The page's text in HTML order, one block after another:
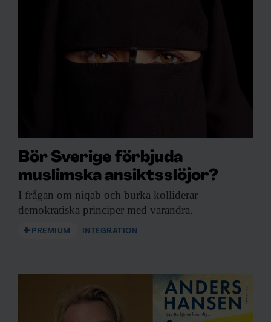
Dessa kan i sin tur kombinera informationen med annan
information som du har tillhandahållit eller som de har
Bör Sverige förbjuda
muslimska ansiktsslöjor?
I frågan om niqab och burka kolliderar
demokratiska principer med varandra.
PREMIUM INTEGRATION